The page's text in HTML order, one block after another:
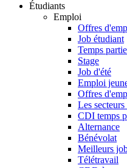
Étudiants
Emploi
Offres
Job étudiant
Temps
Stage
Job d'été
Emploi
Offres
Les
CDI temps
Alternance
Bénévolat
Meilleurs
Télétravail